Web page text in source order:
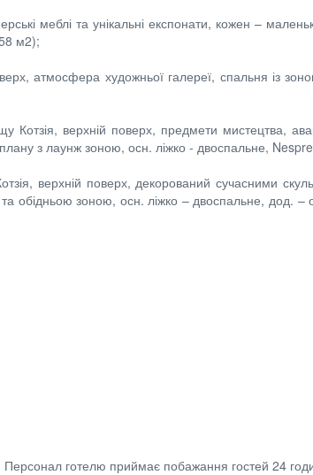
меблі та унікальні експонати, кожен –
м2);
атмосфера художньої галереї, спальня із
верхній поверх, предмети мистецтва,
з лаунж зоною, осн. ліжко - двоспальне,
верхній поверх, декорований сучасними
та обідньою зоною, осн. ліжко – двоспальне,
Персонал готелю приймає побажання гостей 24